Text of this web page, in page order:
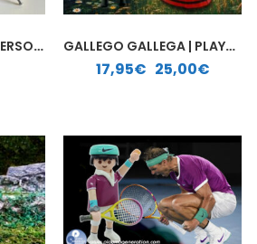
QUEEN | PLAYMOBIL PERSONALIZADO GALLEGO GALLEGA | PLAYMOBIL PERSONALIZADO
17,95€ 25,00€
Rango de precios: desde 17,95€ hasta 25,00€